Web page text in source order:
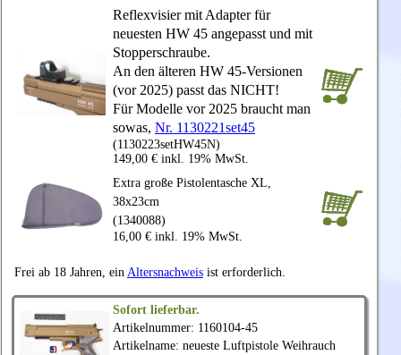
Reflexvisier mit Adapter für
neuesten HW 45 angepasst und mit
Stopperschraube.
An den älteren HW 45-Versionen
(vor 2025) passt das NICHT!
Für Modelle vor 2025 braucht man
sowas, Nr. 1130221set45
(1130223setHW45N)
149,00 € inkl. 19% MwSt.
Extra große Pistolentasche XL,
38x23cm
(1340088)
16,00 € inkl. 19% MwSt.
Frei ab 18 Jahren, ein Altersnachweis ist erforderlich.
Sofort lieferbar.
Artikelnummer: 1160104-45
Artikelname: neueste Luftpistole Weihrauch